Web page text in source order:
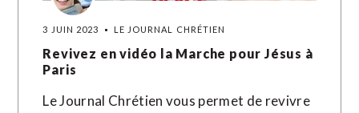
3 JUIN 2023 LE JOURNAL CHRÉTIEN
Revivez en vidéo la Marche pour Jésus à
Paris
Le Journal Chrétien vous permet de revivre